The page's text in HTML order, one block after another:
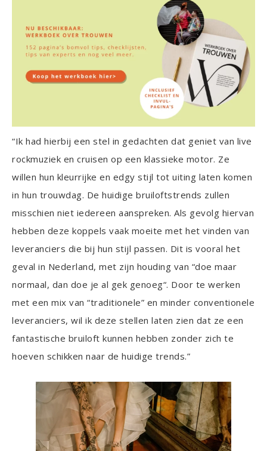
“Ik had hierbij een stel in gedachten dat geniet van live
rockmuziek en cruisen op een klassieke motor. Ze
willen hun kleurrijke en edgy stijl tot uiting laten komen
in hun trouwdag. De huidige bruiloftstrends zullen
misschien niet iedereen aanspreken. Als gevolg hiervan
hebben deze koppels vaak moeite met het vinden van
leveranciers die bij hun stijl passen. Dit is vooral het
geval in Nederland, met zijn houding van “doe maar
normaal, dan doe je al gek genoeg“. Door te werken
met een mix van “traditionele” en minder conventionele
leveranciers, wil ik deze stellen laten zien dat ze een
fantastische bruiloft kunnen hebben zonder zich te
hoeven schikken naar de huidige trends.”